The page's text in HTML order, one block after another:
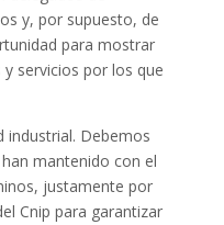
y, por supuesto, de
para mostrar
servicios por los que
industrial. Debemos
mantenido con el
justamente por
Cnip para garantizar